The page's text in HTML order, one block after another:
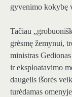
gyvenimo kokybę
Tačiau
grėsmę žemynui,
ministras
ir eksploatavimo
daugelis išorės
turėdamas